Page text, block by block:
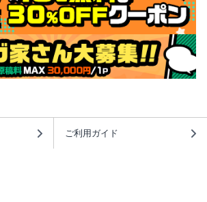
ご利用ガイド